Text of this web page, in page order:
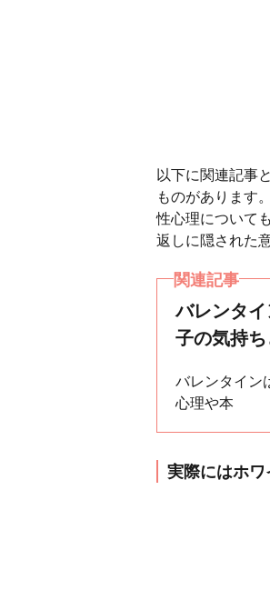
以下に関連記事
ものがあります
性心理について
返しに隠された
関連記事
バレンタ
子の気持ち
バレンタイン
心理や本
実際にはホ